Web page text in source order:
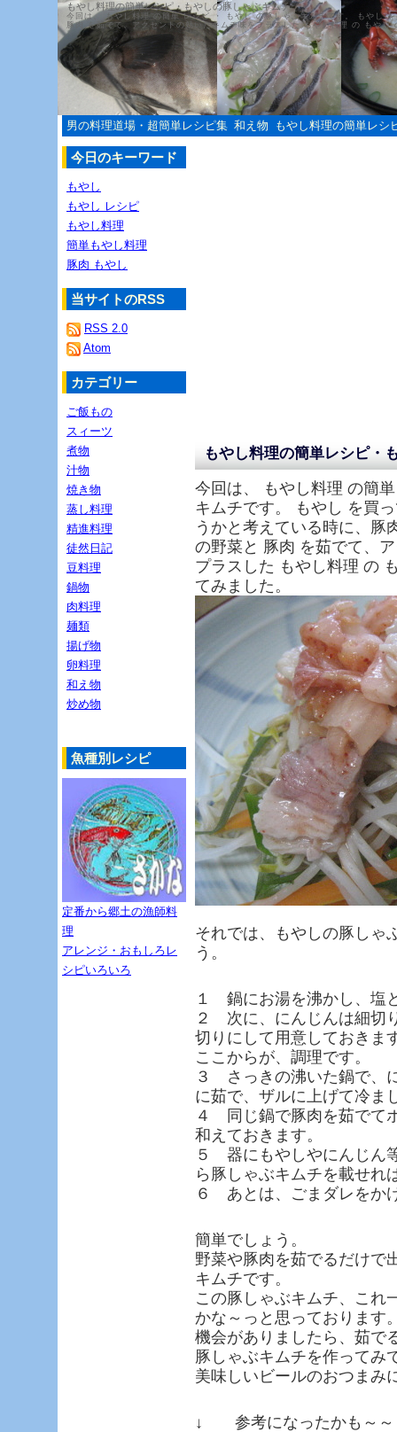
もやし料理の簡単レシピ・もやしの豚しゃぶキムチ
今回は、 もやし料理 の簡単 レシピ ・ もやし の豚しゃぶキムチです。 もやし
豚肉 を茹でて、アクセントの効いたキムチ味をプラスした もやし料理 の もやし
男の料理道場・超簡単レシピ集 和え物 もやし料理の簡単レシ
もやし料理の簡単レシピ・
今回は、 もやし料理 の簡
キムチです。 もやし を買
うかと考えている時に、豚
の野菜と 豚肉 を茹でて、
プラスした もやし料理 の
てみました。
それでは、もやしの豚しゃ
う。
１ 鍋にお湯を沸かし、塩
２ 次に、にんじんは細切
切りにして用意しておきま
ここからが、調理です。
３ さっきの沸いた鍋で、
に茹で、ザルに上げて冷ま
４ 同じ鍋で豚肉を茹でて
和えておきます。
５ 器にもやしやにんじん
ら豚しゃぶキムチを載せれ
６ あとは、ごまダレをか
簡単でしょう。
野菜や豚肉を茹でるだけで
キムチです。
この豚しゃぶキムチ、これ
かな～っと思っております
機会がありましたら、茹で
豚しゃぶキムチを作ってみ
美味しいビールのおつまみ
↓ 参考になったかも～～
今日のキーワード
もやし
もやし レシピ
もやし料理
簡単もやし料理
豚肉 もやし
当サイトのRSS
RSS 2.0
Atom
カテゴリー
ご飯もの
スィーツ
煮物
汁物
焼き物
蒸し料理
精進料理
徒然日記
豆料理
鍋物
肉料理
麺類
揚げ物
卵料理
和え物
炒め物
魚種別レシピ
定番から郷土の漁師料
理
アレンジ・おもしろレ
シピいろいろ